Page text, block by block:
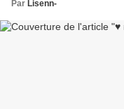
Par Lisenn-